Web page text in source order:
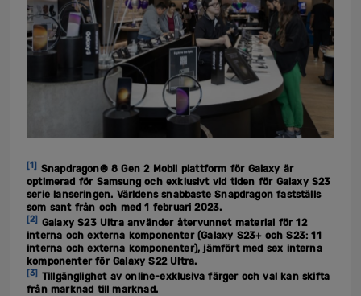
[1] Snapdragon® 8 Gen 2 Mobil plattform för Galaxy är
optimerad för Samsung och exklusivt vid tiden för Galaxy S23
serie lanseringen. Världens snabbaste Snapdragon fastställs
som sant från och med 1 februari 2023.
[2] Galaxy S23 Ultra använder återvunnet material för 12
interna och externa komponenter (Galaxy S23+ och S23: 11
interna och externa komponenter), jämfört med sex interna
komponenter för Galaxy S22 Ultra.
[3] Tillgänglighet av online-exklusiva färger och val kan skifta
från marknad till marknad.